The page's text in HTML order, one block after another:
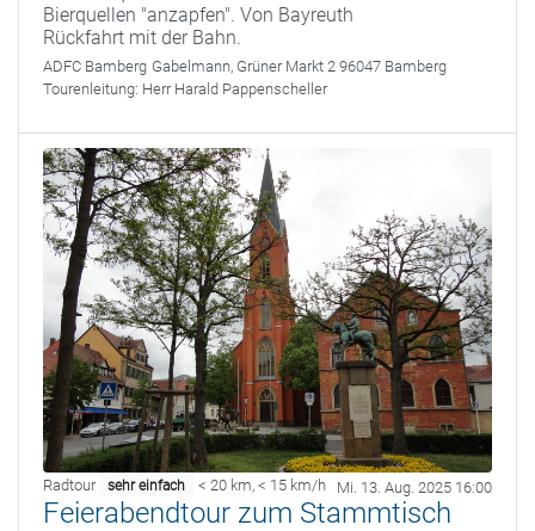
Bierquellen "anzapfen". Von Bayreuth
Rückfahrt mit der Bahn.
ADFC Bamberg Gabelmann, Grüner Markt 2 96047 Bamberg
Tourenleitung: Herr Harald Pappenscheller
Radtour sehr einfach < 20 km, < 15 km/h Mi. 13. Aug. 2025 16:00
Feierabendtour zum Stammtisch